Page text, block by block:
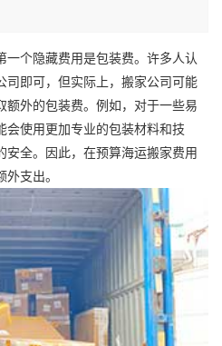
个隐藏费用是包装费。许多人认
司即可，但实际上，搬家公司可能
额外的包装费。例如，对于一些易
会使用更加专业的包装材料和技
安全。因此，在预算海运搬家费用
支出。